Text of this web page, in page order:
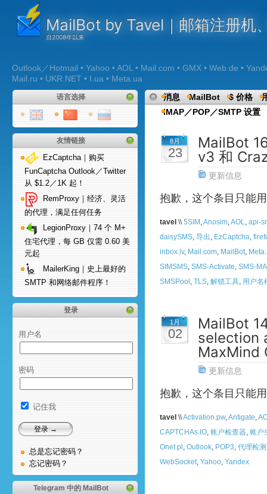
MailBot by Tavel｜邮箱注册机
Outlook／Hotmail • Yahoo • AOL • Mail.com • GMX • Web.de •
Mail.ru • UKR.NET • I.ua • Meta.ua
语言选择
友情链接
EzCaptcha｜购买
FunCaptcha Outlook／Twitter
从 $1.2／1K 起！
RemProxy｜经济、灵活
的代理，满足任何任务
LegionProxy｜74 个 M+
住宅代理，每 GB 仅需 0.60 美
元起
MailerKing｜史上最好的
SMTP 和网络邮件程序！
登录
用户名
密码
记住我
总是忘记密码？
忘记密码？
Telegram 中的 MailBot
消息 MailBot $ 价格
IMAP／POP／SMTP 设置
8月
23
MailBot
v3 和
更新信息
抱歉，这个条目只能
tavel \\ 5SIM Anosim AOL
api-
daisySMS 导出 EzCaptcha
inbox.lv, Mail.com MailBot
SIMSMS SMS-Activate SMS-
SMSPool TLS 解锁工具 用户名
1月
02
MailBot
selection
MaxMind
更新信息
抱歉，这个条目只能
tavel \\Activation.pw, Antigate
CAPTCHAs.IO 账户检查器 账户
Onet.pl Outlook POP3 代理检
WebSocket Yahoo Yandex